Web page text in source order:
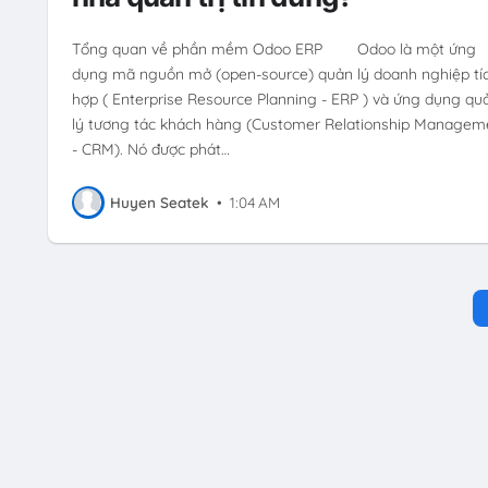
Tổng quan về phần mềm Odoo ERP Odoo là một ứng
dụng mã nguồn mở (open-source) quản lý doanh nghiệp
hợp ( Enterprise Resource Planning - ERP ) và ứng dụng
lý tương tác khách hàng (Customer Relationship
- CRM). Nó được phát…
Huyen Seatek • 1:04 AM